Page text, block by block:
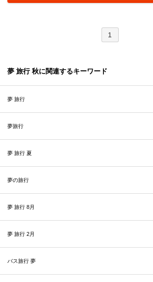
1
夢 旅行 秋に関連するキーワード
夢 旅行
夢旅行
夢 旅行 夏
夢の旅行
夢 旅行 8月
夢 旅行 2月
バス旅行 夢